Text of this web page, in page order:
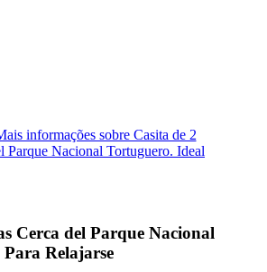
informações sobre Casita de 2
Parque Nacional Tortuguero. Ideal
Cerca del Parque Nacional
Relajarse